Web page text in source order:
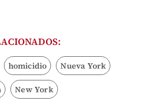
homicidio Nueva York
New York